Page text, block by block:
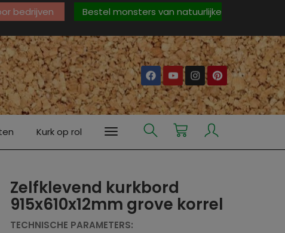
bedrijven
Bestel monsters van natuurlijke
Kurk op rol
Zelfklevend kurkbord
915x610x12mm grove korrel
TECHNISCHE PARAMETERS: